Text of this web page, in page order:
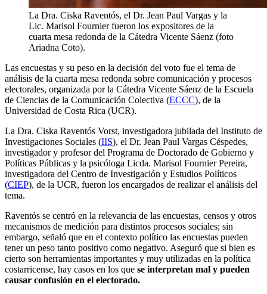
La Dra. Ciska Raventós, el Dr. Jean Paul Vargas y la
Lic. Marisol Fournier fueron los expositores de la
cuarta mesa redonda de la Cátedra Vicente Sáenz (foto
Ariadna Coto).
Las encuestas y su peso en la decisión del voto fue el tema de
análisis de la cuarta mesa redonda sobre comunicación y procesos
electorales, organizada por la Cátedra Vicente Sáenz de la Escuela
de Ciencias de la Comunicación Colectiva (ECCC), de la
Universidad de Costa Rica (UCR).
La Dra. Ciska Raventós Vorst, investigadora jubilada del Instituto de
Investigaciones Sociales (IIS), el Dr. Jean Paul Vargas Céspedes,
investigador y profesor del Programa de Doctorado de Gobierno y
Políticas Públicas y la psicóloga Licda. Marisol Fournier Pereira,
investigadora del Centro de Investigación y Estudios Políticos
(CIEP), de la UCR, fueron los encargados de realizar el análisis del
tema.
Raventós se centró en la relevancia de las encuestas, censos y otros
mecanismos de medición para distintos procesos sociales; sin
embargo, señaló que en el contexto político las encuestas pueden
tener un peso tanto positivo como negativo. Aseguró que si bien es
cierto son herramientas importantes y muy utilizadas en la política
costarricense, hay casos en los que se interpretan mal y pueden
causar confusión en el electorado.